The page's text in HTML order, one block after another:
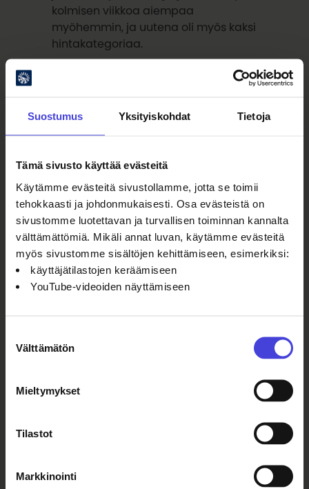
Suostumus Yksityiskohdat Tietoja
Tämä sivusto käyttää evästeitä
Käytämme evästeitä sivustollamme, jotta se toimii
tehokkaasti ja johdonmukaisesti. Osa evästeistä on
sivustomme luotettavan ja turvallisen toiminnan kannalta
välttämättömiä. Mikäli annat luvan, käytämme evästeitä
myös sivustomme sisältöjen kehittämiseen, esimerkiksi:
käyttäjätilastojen keräämiseen
YouTube-videoiden näyttämiseen
valinta
Välttämätön
Mieltymykset
Tilastot
Markkinointi
kolmisen viikkoa aiempaa
myöhemmin, ja uutena oli myös kaksi
hintakategoriaa.
kesken arvottiin lahjakortit J&S
ensimmäistä kertaa tapahtumaan
arvottiin Arctic Food Lab -lahjakortti
ja Oulu2026-tuotepaketteja.
”Hienoa, että tapahtuma löydettiin
myös uutena ajankohtana.
Perjantaina ja lauantaina oli
tähän tapahtumaan voi halutessaan
sanoo Arctic Food Labin tuottaja
kulttuuripääkaupunkivuoden